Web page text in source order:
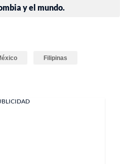
y el mundo.
Filipinas